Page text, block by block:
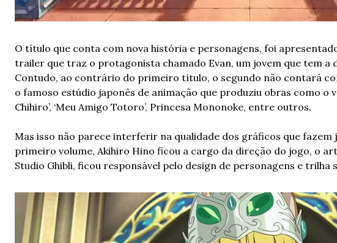
O título que conta com nova história e personagens, foi
trailer que traz o protagonista chamado Evan, um jovem que tem
Contudo, ao contrário do primeiro título, o segundo não contará
o famoso estúdio japonês de animação que produziu obras como o
Chihiro’, ‘Meu Amigo Totoro’, Princesa Mononoke, entre outros.
Mas isso não parece interferir na qualidade dos gráficos que fazem
primeiro volume, Akihiro Hino ficou a cargo da direção do jogo, o
Studio Ghibli, ficou responsável pelo design de personagens e trilha